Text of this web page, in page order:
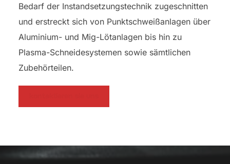
Bedarf der Instandsetzungstechnik zugeschnitten
und erstreckt sich von Punktschweißanlagen über
Aluminium- und Mig-Lötanlagen bis hin zu
Plasma-Schneidesystemen sowie sämtlichen
Zubehörteilen.